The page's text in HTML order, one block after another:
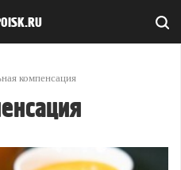
компенсация